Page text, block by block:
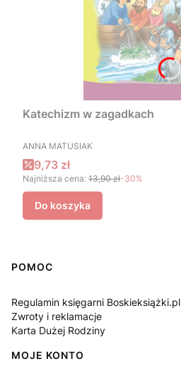
Katechizm w zagadkach
PRODUCENT
ANNA MATUSIAK
Cena promocyjna
9,73 zł
Najniższa cena: 13,90 zł-30%
Do koszyka
Linki w stopce
POMOC
Regulamin księgarni Boskieksiążki.pl
Zwroty i reklamacje
Karta Dużej Rodziny
MOJE KONTO